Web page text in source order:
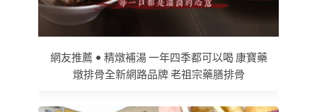
網友推薦 • 精燉補湯 一年四季都可以喝 康寶藥
燉排骨全新網路品牌 老祖宗藥膳排骨